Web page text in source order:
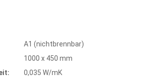
A1 (nichtbrennbar)
1000 x 450 mm
0,035 W/mK